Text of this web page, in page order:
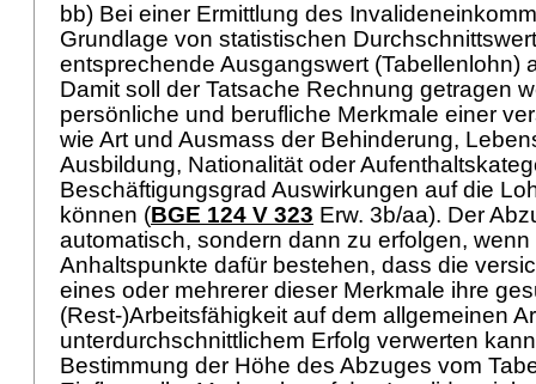
bb) Bei einer Ermittlung des
Grundlage von statistischen
entsprechende Ausgangswert (Tabellenlohn)
Damit soll der Tatsache Rechnung getragen
persönliche und berufliche Merkmale einer
wie Art und Ausmass der Behinderung,
Ausbildung, Nationalität oder
Beschäftigungsgrad Auswirkungen auf die
können (BGE 124 V 323 Erw. 3b/aa). Der
automatisch, sondern dann zu erfolgen, wenn
Anhaltspunkte dafür bestehen, dass die
eines oder mehrerer dieser Merkmale ihre
(Rest-)Arbeitsfähigkeit auf dem allgemeinen
unterdurchschnittlichem Erfolg verwerten
Bestimmung der Höhe des Abzuges vom